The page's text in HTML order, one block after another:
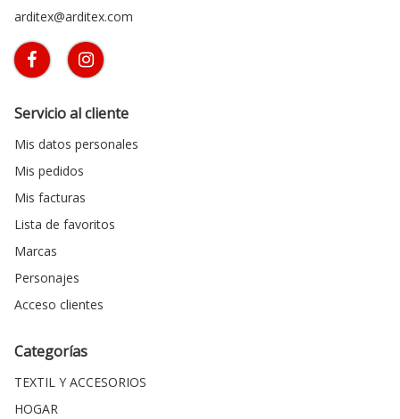
arditex@arditex.com
Servicio al cliente
Mis datos personales
Mis pedidos
Mis facturas
Lista de favoritos
Marcas
Personajes
Acceso clientes
Categorías
TEXTIL Y ACCESORIOS
HOGAR